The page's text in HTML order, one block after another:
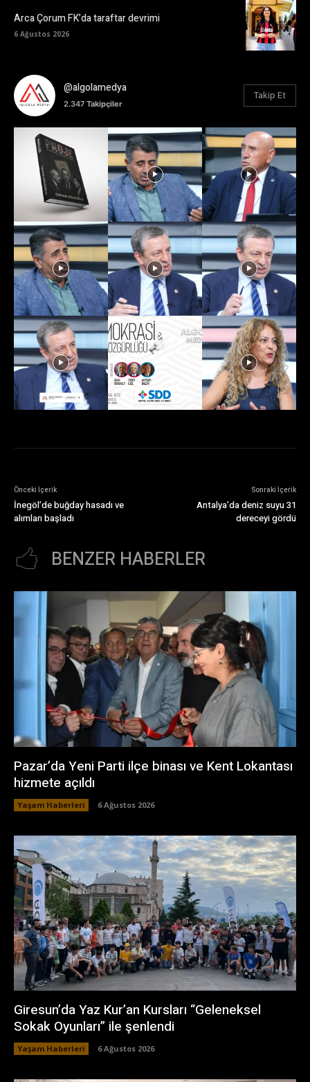
Arca Çorum FK’da taraftar devrimi
6 Ağustos 2026
@algolamedya
2.347 Takipçiler
Takip Et
Önceki İçerik
İnegöl’de buğday hasadı ve
alımları başladı
Sonraki İçerik
Antalya’da deniz suyu 31
dereceyi gördü
BENZER HABERLER
Pazar’da Yeni Parti ilçe binası ve Kent Lokantası
hizmete açıldı
Yaşam Haberleri 6 Ağustos 2026
Giresun’da Yaz Kur’an Kursları “Geleneksel
Sokak Oyunları” ile şenlendi
Yaşam Haberleri 6 Ağustos 2026